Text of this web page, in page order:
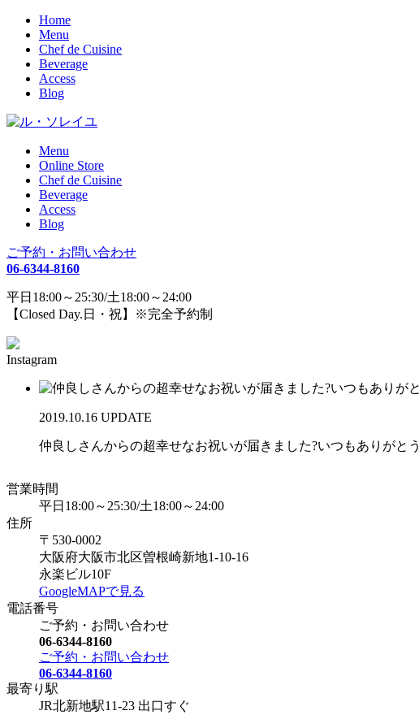
Home
Menu
Chef de Cuisine
Beverage
Access
Blog
Menu
Online Store
Chef de Cuisine
Beverage
Access
Blog
ご予約・お問い合わせ
06-6344-8160
平日18:00～25:30/土18:00～24:00
【Closed Day.日・祝】※完全予約制
Instagram
2019.10.16 UPDATE
仲良しさんからの超幸せなお祝いが届きました?いつもありがと
営業時間
平日18:00～25:30/土18:00～24:00
住所
〒530-0002
大阪府大阪市北区曽根崎新地1-10-16
永楽ビル10F
GoogleMAPで見る
電話番号
ご予約・お問い合わせ
06-6344-8160
ご予約・お問い合わせ
06-6344-8160
最寄り駅
JR北新地駅11-23 出口すぐ